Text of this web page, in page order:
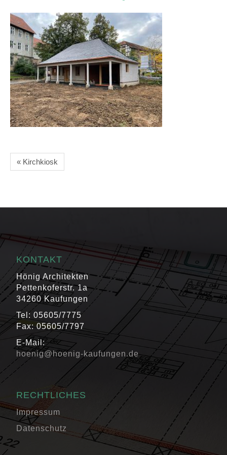
« Kirchkiosk
KONTAKT
Hönig Architekten
Pettenkoferstr. 1a
34260 Kaufungen
Tel: 05605/7775
Fax: 05605/7797
E-Mail:
hoenig@hoenig-kaufungen.de
RECHTLICHES
Impressum
Datenschutz